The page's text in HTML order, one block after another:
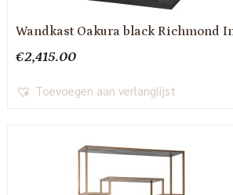
Wandkast Oakura black Richmond
€2,415.00
Toevoegen aan verlanglijst